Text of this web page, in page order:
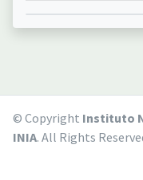
© Copyright Instituto
INIA. All Rights